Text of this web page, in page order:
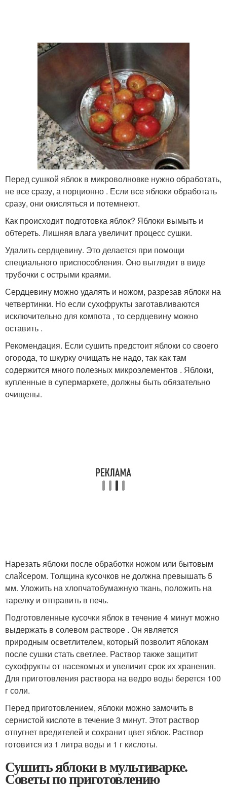
Перед сушкой яблок в микроволновке нужно обработать,
не все сразу, а порционно . Если все яблоки обработать
сразу, они окисляться и потемнеют.
Как происходит подготовка яблок? Яблоки вымыть и
обтереть. Лишняя влага увеличит процесс сушки.
Удалить сердцевину. Это делается при помощи
специального приспособления. Оно выглядит в виде
трубочки с острыми краями.
Сердцевину можно удалять и ножом, разрезав яблоки на
четвертинки. Но если сухофрукты заготавливаются
исключительно для компота , то сердцевину можно
оставить .
Рекомендация. Если сушить предстоит яблоки со своего
огорода, то шкурку очищать не надо, так как там
содержится много полезных микроэлементов . Яблоки,
купленные в супермаркете, должны быть обязательно
очищены.
Нарезать яблоки после обработки ножом или бытовым
слайсером. Толщина кусочков не должна превышать 5
мм. Уложить на хлопчатобумажную ткань, положить на
тарелку и отправить в печь.
Подготовленные кусочки яблок в течение 4 минут можно
выдержать в солевом растворе . Он является
природным осветлителем, который позволит яблокам
после сушки стать светлее. Раствор также защитит
сухофрукты от насекомых и увеличит срок их хранения.
Для приготовления раствора на ведро воды берется 100
г соли.
Перед приготовлением, яблоки можно замочить в
сернистой кислоте в течение 3 минут. Этот раствор
отпугнет вредителей и сохранит цвет яблок. Раствор
готовится из 1 литра воды и 1 г кислоты.
Сушить яблоки в мультиварке.
Советы по приготовлению